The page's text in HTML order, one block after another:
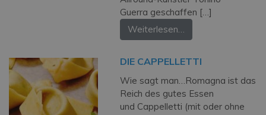
Guerra geschaffen […]
Weiterlesen…
DIE CAPPELLETTI
Wie sagt man…Romagna ist das
Reich des gutes Essen
und Cappelletti (mit oder ohne